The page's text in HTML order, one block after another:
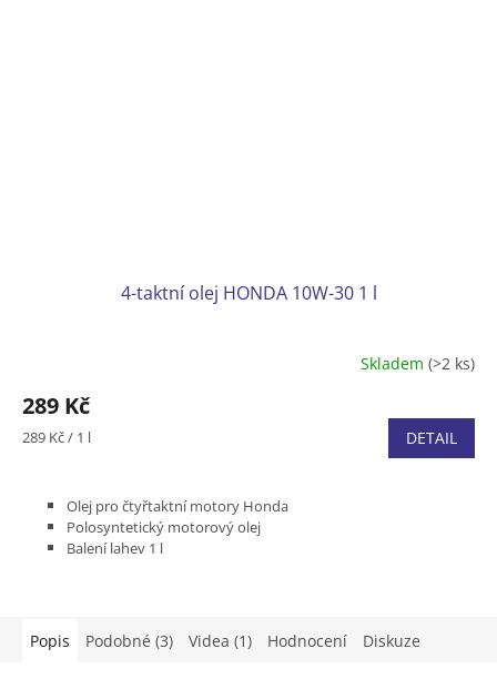
4-taktní olej HONDA 10W-30 1 l
Skladem (>2 ks)
289 Kč
Měrná
289 Kč / 1 l DETAIL
Olej pro čtyřtaktní motory Honda
Polosyntetický motorový olej
Balení lahev 1 l
Popis Podobné (3) Videa (1) Hodnocení Diskuze